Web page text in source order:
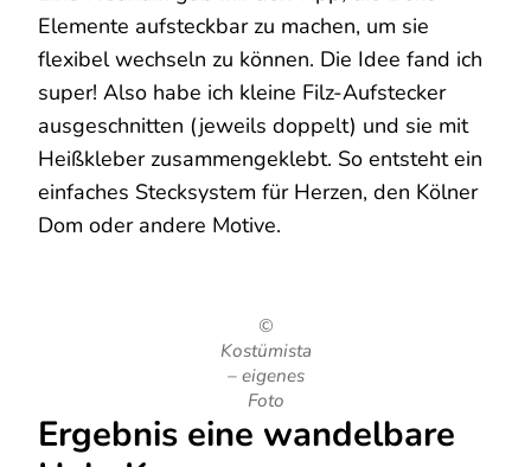
Elemente aufsteckbar zu machen, um sie
flexibel wechseln zu können. Die Idee fand ich
super! Also habe ich kleine Filz-Aufstecker
ausgeschnitten (jeweils doppelt) und sie mit
Heißkleber zusammengeklebt. So entsteht ein
einfaches Stecksystem für Herzen, den Kölner
Dom oder andere Motive.
©
Kostümista
– eigenes
Foto
Ergebnis eine wandelbare